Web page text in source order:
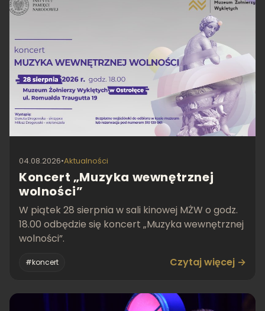
04.08.2026•Aktualności
Koncert „Muzyka wewnętrznej
wolności”
W piątek 28 sierpnia w sali kinowej MŻW o godz.
18.00 odbędzie się koncert „Muzyka wewnętrznej
wolności”.
#koncert Czytaj więcej →